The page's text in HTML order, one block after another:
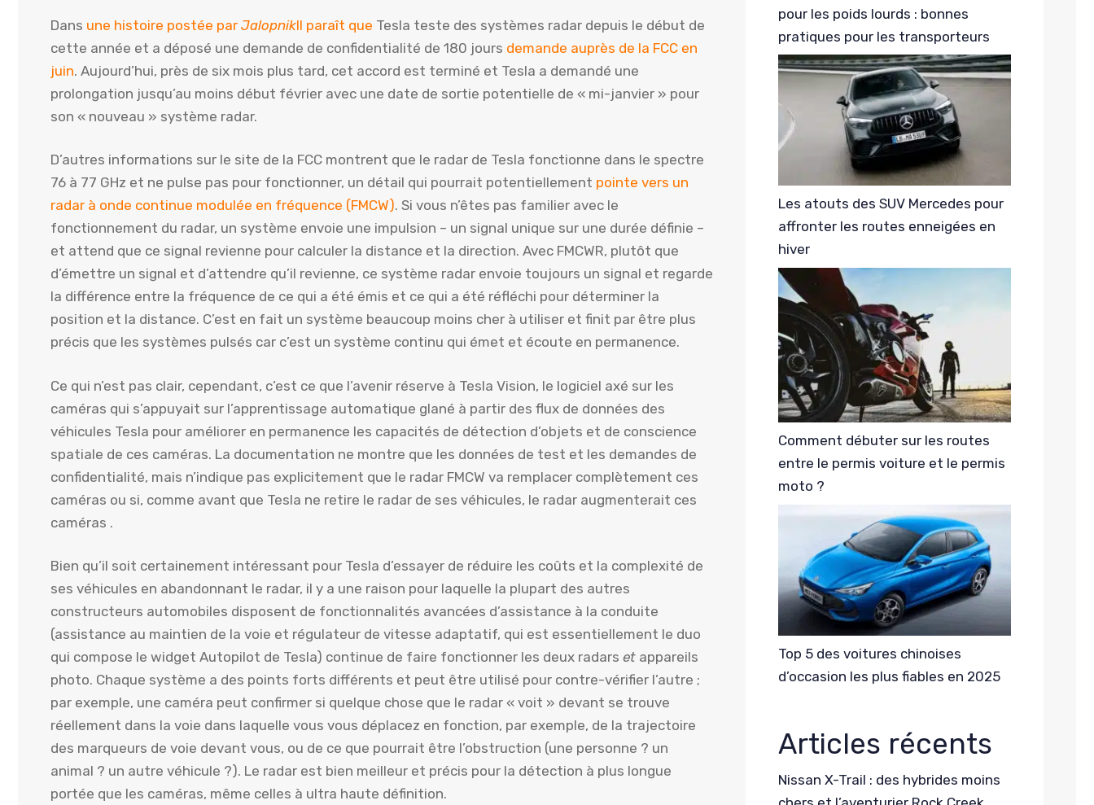
Dans une histoire postée par JalopnikIl paraît que Tesla teste des systèmes radar depuis le début de
cette année et a déposé une demande de confidentialité de 180 jours demande auprès de la FCC en
juin. Aujourd’hui, près de six mois plus tard, cet accord est terminé et Tesla a demandé une
prolongation jusqu’au moins début février avec une date de sortie potentielle de « mi-janvier » pour
son « nouveau » système radar.
D’autres informations sur le site de la FCC montrent que le radar de Tesla fonctionne dans le spectre
76 à 77 GHz et ne pulse pas pour fonctionner, un détail qui pourrait potentiellement pointe vers un
radar à onde continue modulée en fréquence (FMCW). Si vous n’êtes pas familier avec le
fonctionnement du radar, un système envoie une impulsion – un signal unique sur une durée définie –
et attend que ce signal revienne pour calculer la distance et la direction. Avec FMCWR, plutôt que
d’émettre un signal et d’attendre qu’il revienne, ce système radar envoie toujours un signal et regarde
la différence entre la fréquence de ce qui a été émis et ce qui a été réfléchi pour déterminer la
position et la distance. C’est en fait un système beaucoup moins cher à utiliser et finit par être plus
précis que les systèmes pulsés car c’est un système continu qui émet et écoute en permanence.
Ce qui n’est pas clair, cependant, c’est ce que l’avenir réserve à Tesla Vision, le logiciel axé sur les
caméras qui s’appuyait sur l’apprentissage automatique glané à partir des flux de données des
véhicules Tesla pour améliorer en permanence les capacités de détection d’objets et de conscience
spatiale de ces caméras. La documentation ne montre que les données de test et les demandes de
confidentialité, mais n’indique pas explicitement que le radar FMCW va remplacer complètement ces
caméras ou si, comme avant que Tesla ne retire le radar de ses véhicules, le radar augmenterait ces
caméras .
Bien qu’il soit certainement intéressant pour Tesla d’essayer de réduire les coûts et la complexité de
ses véhicules en abandonnant le radar, il y a une raison pour laquelle la plupart des autres
constructeurs automobiles disposent de fonctionnalités avancées d’assistance à la conduite
(assistance au maintien de la voie et régulateur de vitesse adaptatif, qui est essentiellement le duo
qui compose le widget Autopilot de Tesla) continue de faire fonctionner les deux radars et appareils
photo. Chaque système a des points forts différents et peut être utilisé pour contre-vérifier l’autre ;
par exemple, une caméra peut confirmer si quelque chose que le radar « voit » devant se trouve
réellement dans la voie dans laquelle vous vous déplacez en fonction, par exemple, de la trajectoire
des marqueurs de voie devant vous, ou de ce que pourrait être l’obstruction (une personne ? un
animal ? un autre véhicule ?). Le radar est bien meilleur et précis pour la détection à plus longue
portée que les caméras, même celles à ultra haute définition.
pour les poids lourds : bonnes
pratiques pour les transporteurs
Les atouts des SUV Mercedes pour
affronter les routes enneigées en
hiver
Comment débuter sur les routes
entre le permis voiture et le permis
moto ?
Top 5 des voitures chinoises
d’occasion les plus fiables en 2025
Articles récents
Nissan X-Trail : des hybrides moins